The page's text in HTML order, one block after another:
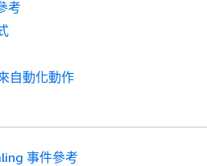
考
自動化動作
事件參考